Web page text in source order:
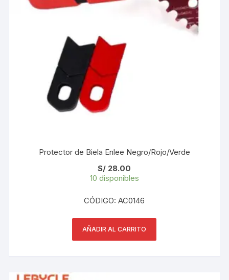
Protector de Biela Enlee Negro/Rojo/Verde
S/ 28.00
10 disponibles
CÓDIGO: AC0146
AÑADIR AL CARRITO